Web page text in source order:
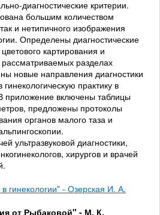
диагностические критерии.
большим количеством
и нетипичного изображения
Определены диагностические
картирования и
разделах
новые направления диагностики
практику в
приложение включены таблицы
предложены протоколы
органов малого таза и
ультразвуковой диагностики,
хирургов и врачей
гинекологии" - Озерская И. А.
от Рыбаковой" - М. К.